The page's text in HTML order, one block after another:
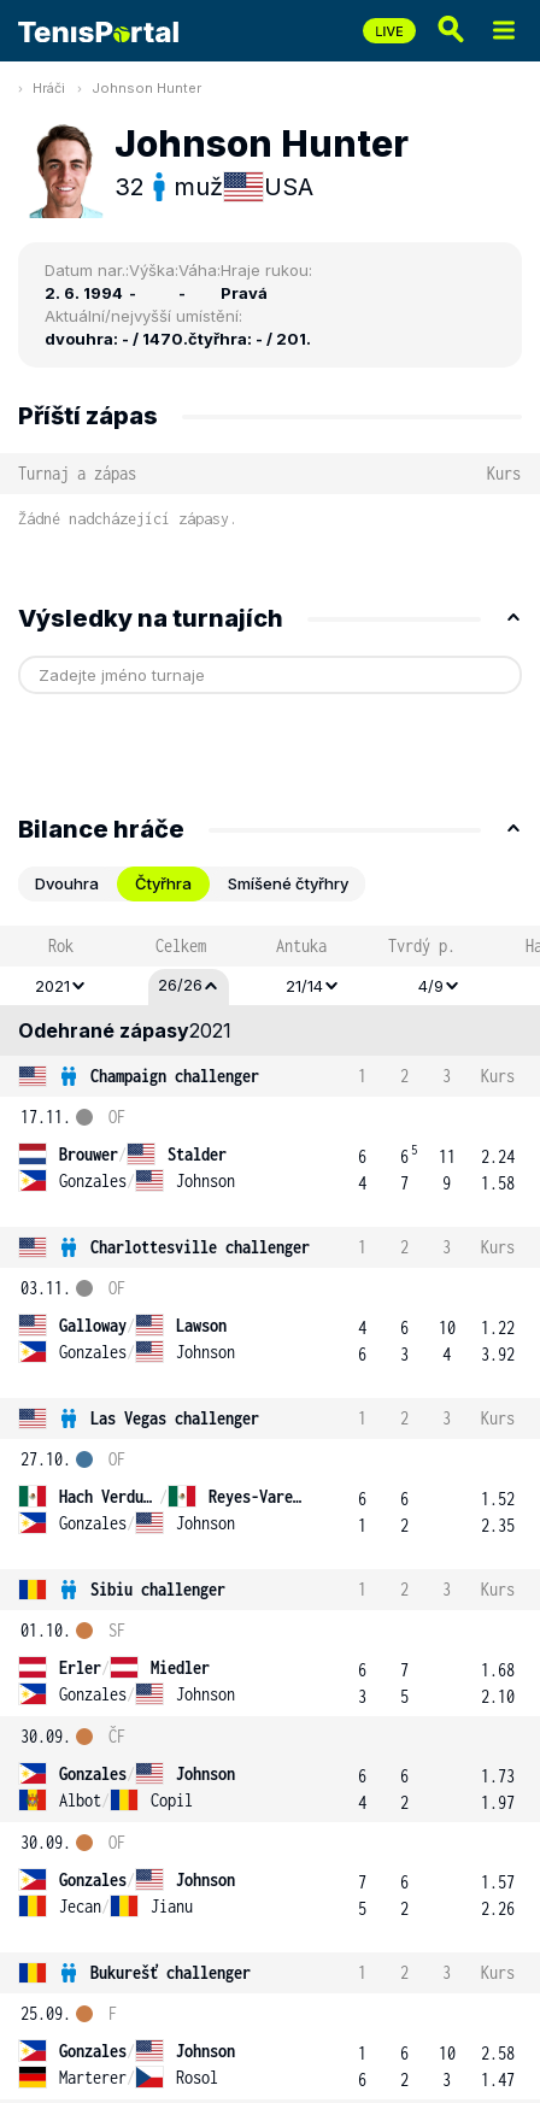
Hráči Johnson Hunter
Johnson Hunter
32 muž USA
Datum nar.:
2. 6. 1994
Výška:
-
Váha:
-
Hraje rukou:
Pravá
Aktuální/nejvyšší umístění:
dvouhra: - / 1470.čtyřhra: - / 201.
Příští zápas
Turnaj a zápas Kurs
Žádné nadcházející zápasy.
Výsledky na turnajích
Bilance hráče
Dvouhra Čtyřhra Smíšené čtyřhry
Rok Celkem Antuka Tvrdý p.
2021 26/26 21/14 4/9
Odehrané zápasy2021
Champaign challenger 1 2 3
Kurs
17.11.
Brouwer/
Stalder
Gonzales/ Johnson
OF
6
4
6 5
7
11
9
2.24
1.58
Charlottesville challenger 1 2 3
Kurs
03.11.
Galloway/
Lawson
Gonzales/ Johnson
OF
4
6
6
3
10
4
1.22
3.92
Las Vegas challenger 1 2 3
Kurs
27.10.
Hach Verdugo /
Reyes-Varela
Gonzales/ Johnson
OF
6
1
6
2
1.52
2.35
Sibiu challenger 1 2 3
Kurs
01.10.
Erler/
Miedler
Gonzales/ Johnson
SF
6
3
7
5
1.68
2.10
30.09.
Gonzales/
Johnson
Albot/ Copil
ČF
6
4
6
2
1.73
1.97
30.09.
Gonzales/
Johnson
Jecan/ Jianu
OF
7
5
6
2
1.57
2.26
Bukurešť challenger 1 2 3
Kurs
25.09.
Gonzales/
Johnson
Marterer/ Rosol
F
1
6
6
2
10
3
2.58
1.47